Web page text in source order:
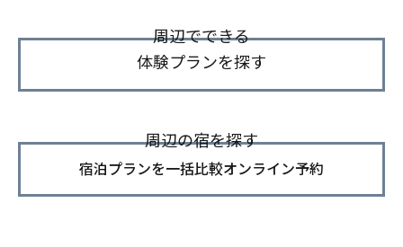
周辺でできる
体験プランを探す
周辺の宿を探す
宿泊プランを一括比較オンライン予約